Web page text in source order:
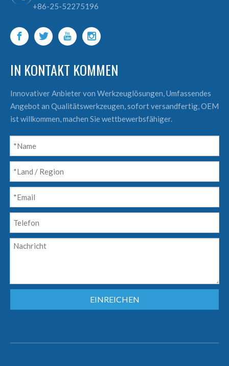
+86-25-52275196
IN KONTAKT KOMMEN
Innovativer Anbieter von Werkzeuglösungen, Umfassendes
Angebot an Qualitätswerkzeugen, sofort versandfertig, OEM
ist willkommen, machen Sie wettbewerbsfähiger.
EINREICHEN